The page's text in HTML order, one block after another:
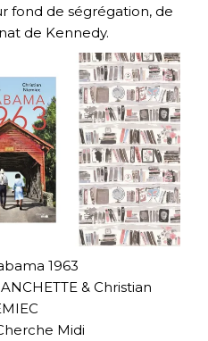
fond de ségrégation, de
de Kennedy.
1963
& Christian
Midi